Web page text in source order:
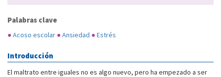
Palabras clave
●Acoso escolar ●Ansiedad ●Estrés
Introducción
El maltrato entre iguales no es algo nuevo, pero ha empezado a ser